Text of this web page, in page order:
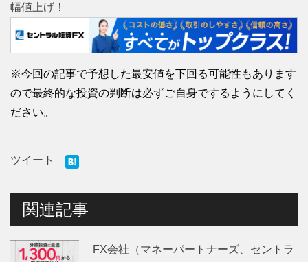
幅値上げ！
※今回の記事で予想した最安値を下回る可能性もあります
ので最終的な投資の判断は必ずご自身でするようにしてく
ださい。
ツイート
関連記事
FX会社（マネーパートナーズ、セントラ